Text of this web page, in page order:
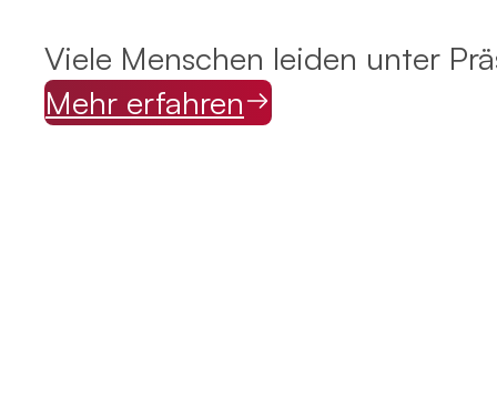
Viele Menschen leiden unter
Mehr erfahren